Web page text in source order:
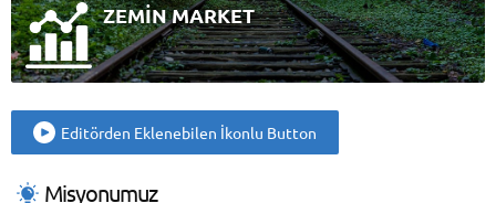
ZEMİN MARKET
Editörden Eklenebilen İkonlu Button
Misyonumuz